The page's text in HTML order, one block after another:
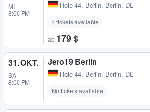
MI
8:00 PM
Hole 44, Berlin, Berlin, DE
4 tickets available
ab 179 $
31. OKT.
SA
8:00 PM
Jero19 Berlin
Hole 44, Berlin, Berlin, DE
No tickets available